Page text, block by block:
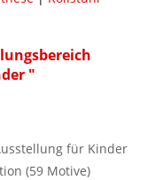
"
für Kinder
(59 Motive)